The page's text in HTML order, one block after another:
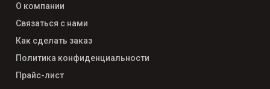
О компании
Связаться с нами
Как сделать заказ
Политика конфиденциальности
Прайс-лист